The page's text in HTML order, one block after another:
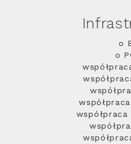
o
o
współpraca